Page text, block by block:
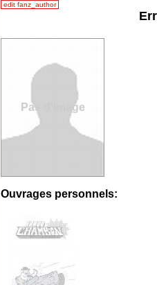
edit fanz_author
Pas d'image
Ouvrages personnels: